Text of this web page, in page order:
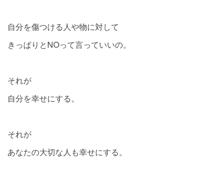
自分を傷つける人や物に対して
きっぱりとNOって言っていいの。
それが
自分を幸せにする。
それが
あなたの大切な人も幸せにする。